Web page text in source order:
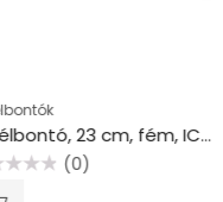
Levélbontó, 23 cm, fém, ICO
(0)